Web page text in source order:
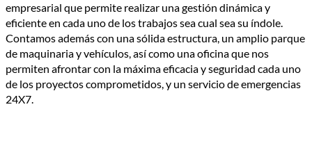
empresarial que permite realizar una gestión dinámica y
eficiente en cada uno de los trabajos sea cual sea su índole.
Contamos además con una sólida estructura, un amplio parque
de maquinaria y vehículos, así como una oficina que nos
permiten afrontar con la máxima eficacia y seguridad cada uno
de los proyectos comprometidos, y un servicio de emergencias
24X7.